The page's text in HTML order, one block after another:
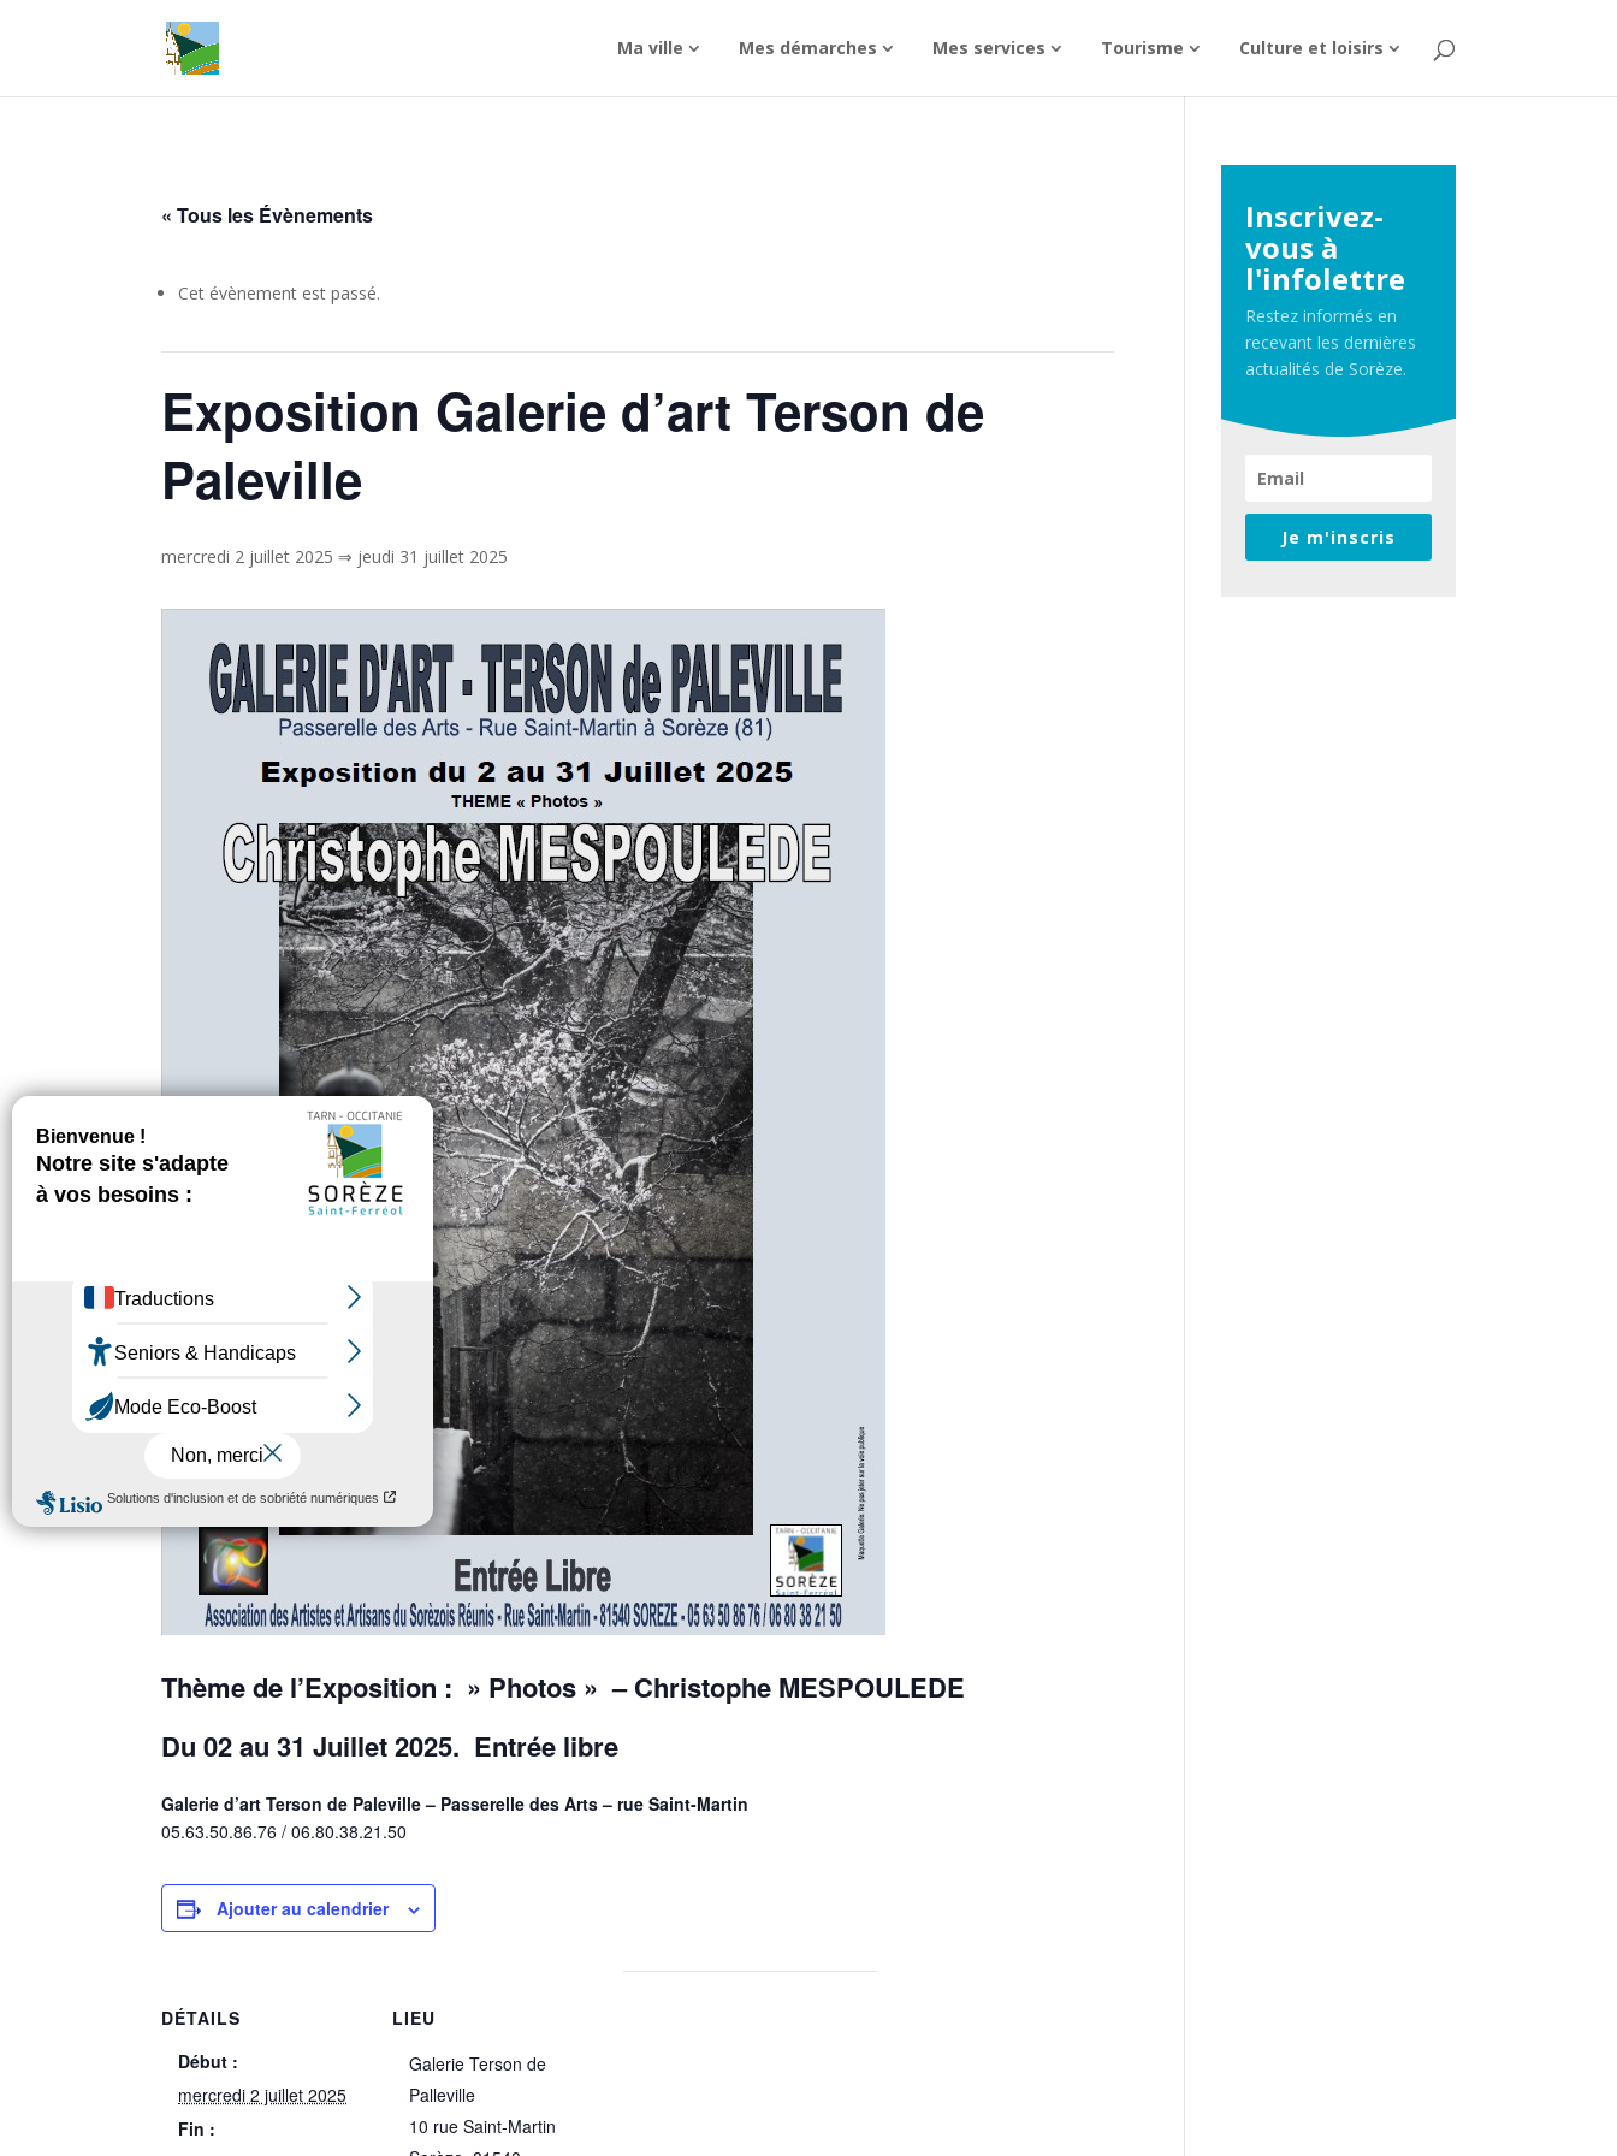
Ma ville Mes démarches Mes services Tourisme Culture et loisirs
« Tous les Évènements
Cet évènement est passé.
Exposition Galerie d’art Terson de
Paleville
mercredi 2 juillet 2025 ⇒ jeudi 31 juillet 2025
Thème de l’Exposition : » Photos » – Christophe MESPOULEDE
Du 02 au 31 Juillet 2025. Entrée libre
Galerie d’art Terson de Paleville – Passerelle des Arts – rue Saint-Martin
05.63.50.86.76 / 06.80.38.21.50
Ajouter au calendrier
DÉTAILS
Début :
mercredi 2 juillet 2025
Fin :
LIEU
Galerie Terson de
Palleville
10 rue Saint-Martin
Inscrivez-
vous à
l'infolettre
Restez informés en
recevant les dernières
actualités de Sorèze.
Je m'inscris